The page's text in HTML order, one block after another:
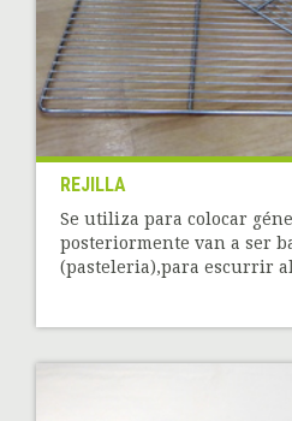
REJILLA
Se utiliza para colocar
posteriormente van a ser
(pasteleria),para escurrir